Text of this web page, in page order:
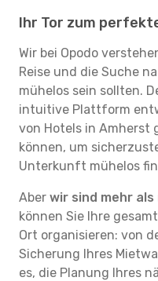
Ihr Tor zum
Wir bei Opodo
Reise und die Suche
mühelos sein sollten.
intuitive Plattform
von Hotels in Amherst
können, um
Unterkunft mühelos
Aber wir sind mehr
können Sie Ihre
Ort organisieren: von
Sicherung Ihres
es, die Planung Ihres